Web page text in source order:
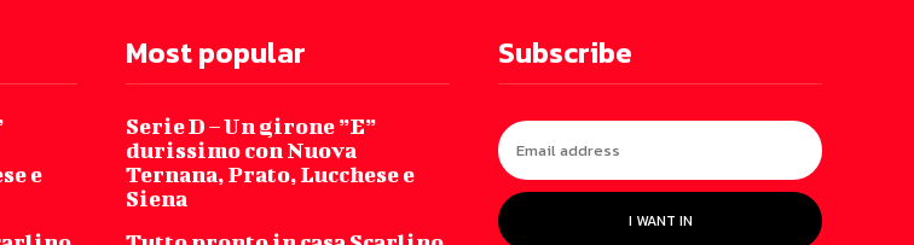
e
Most popular
Serie D – Un girone ”E”
durissimo con Nuova
Ternana, Prato, Lucchese e
Siena
Subscribe
I WANT IN